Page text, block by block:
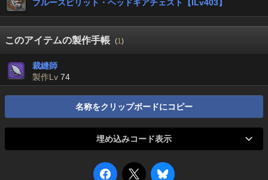
ブルースピリット・ヘッドギアチェスト【ILv403】
このアイテムの製作手帳 (1)
裁縫師
製作Lv 74
名称をクリップボードにコピー
埋め込みコード表示